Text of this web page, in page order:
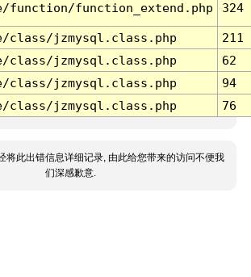
function/function_extend.php 324
class/jzmysql.class.php
211
class/jzmysql.class.php
62
class/jzmysql.class.php
94
class/jzmysql.class.php 76
将此出错信息详细记录, 由此给您带来的访问不便我
们深感歉意.